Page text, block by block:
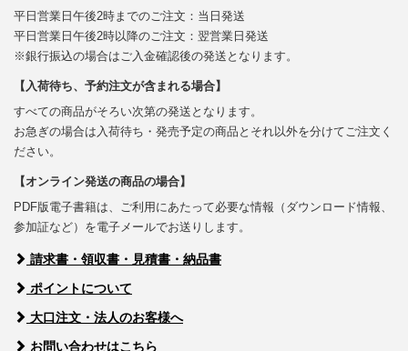
平日営業日午後2時までのご注文：当日発送
平日営業日午後2時以降のご注文：翌営業日発送
※銀行振込の場合はご入金確認後の発送となります。
【入荷待ち、予約注文が含まれる場合】
すべての商品がそろい次第の発送となります。
お急ぎの場合は入荷待ち・発売予定の商品とそれ以外を分けてご注文く
ださい。
【オンライン発送の商品の場合】
PDF版電子書籍は、ご利用にあたって必要な情報（ダウンロード情報、
参加証など）を電子メールでお送りします。
請求書・領収書・見積書・納品書
ポイントについて
大口注文・法人のお客様へ
お問い合わせはこちら